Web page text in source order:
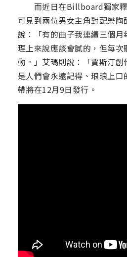
而近日在Billboard獨家釋
可見到兩位男女主角對配樂
說：「有的曲子我連續三個月
理上來說應該會膩的，但每次
動。」艾瑪則說：「賈斯汀創
是人們會永遠記得、琅琅上
帶將在12月9日發行。